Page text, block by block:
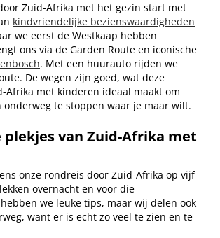
Zuid-Afrika met het gezin start met
kindvriendelijke bezienswaardigheden
we eerst de Westkaap hebben
ons via de Garden Route en iconische
. Met een huurauto rijden we
De wegen zijn goed, wat deze
Afrika met kinderen ideaal maakt om
te stoppen waar je maar wilt.
plekjes van Zuid-Afrika met
onze rondreis door Zuid-Afrika op vijf
overnacht en voor die
we leuke tips, maar wij delen ook
want er is echt zo veel te zien en te